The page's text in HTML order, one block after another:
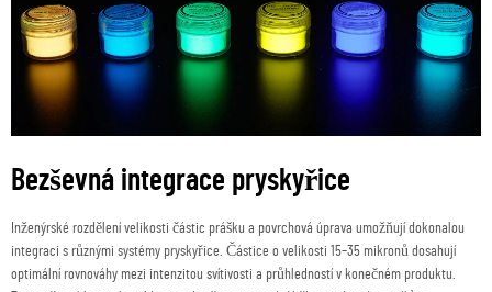
Bezševná integrace pryskyřice
Inženýrské rozdělení velikosti částic prášku a povrchová úprava umožňují dokonalou
integraci s různými systémy pryskyřice. Částice o velikosti 15–35 mikronů dosahují
optimální rovnováhy mezi intenzitou svítivosti a průhledností v konečném produktu.